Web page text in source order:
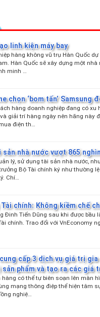
linh kiện máy bay
hàng không vũ trụ Hàn Quốc
Hàn Quốc sẽ xây dựng một
minh …
chọn ‘bom tấn’ Samsung
hàng doanh nghiệp đang có
giải trí hàng ngày nên hãng này
điện th…
nhà nước vượt 865
lý, sử dụng tài sản nhà nước,
Bộ Tài chính ký như thường
Chí…
chính: Không kiềm chế
Đinh Tiến Dũng sau khi được bầu
chính. Trao đổi với VnEconomy
cấp 3 dịch vụ giá trị
phẩm và tạo ra các giá
hàng có thể tự biên soạn lên màn
mạng thông điệp thể hiện tâm
nghiệ…